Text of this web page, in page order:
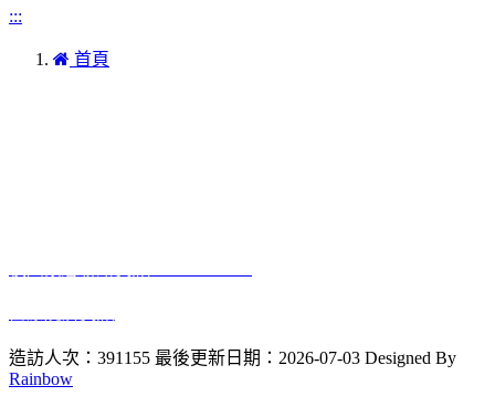
:::
首頁
造訪人次：391155 最後更新日期：2026-07-03 Designed By
Rainbow